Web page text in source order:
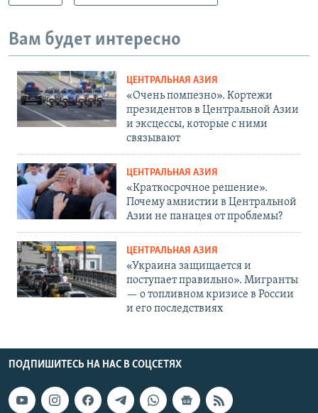
Вам будет интересно
ЦЕНТРАЛЬНАЯ АЗИЯ
«Очень помпезно». Кортежи
президентов в Центральной Азии
и эксцессы, которые с ними
связывают
ЦЕНТРАЛЬНАЯ АЗИЯ
«Краткосрочное решение».
Почему амнистии в Центральной
Азии не панацея от проблемы?
ЦЕНТРАЛЬНАЯ АЗИЯ
«Украина защищается и
поступает правильно». Мигранты
— о топливном кризисе в России
и его последствиях
ПОДПИШИТЕСЬ НА НАС В СОЦСЕТЯХ